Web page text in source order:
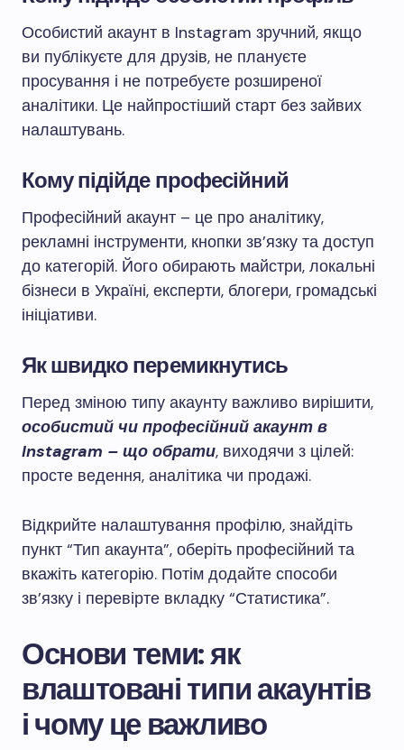
Особистий акаунт в Instagram зручний, якщо
ви публікуєте для друзів, не плануєте
просування і не потребуєте розширеної
аналітики. Це найпростіший старт без зайвих
налаштувань.
Кому підійде професійний
Професійний акаунт – це про аналітику,
рекламні інструменти, кнопки зв’язку та доступ
до категорій. Його обирають майстри, локальні
бізнеси в Україні, експерти, блогери, громадські
ініціативи.
Як швидко перемикнутись
Перед зміною типу акаунту важливо вирішити,
особистий чи професійний акаунт в
Instagram – що обрати, виходячи з цілей:
просте ведення, аналітика чи продажі.
Відкрийте налаштування профілю, знайдіть
пункт “Тип акаунта”, оберіть професійний та
вкажіть категорію. Потім додайте способи
зв’язку і перевірте вкладку “Статистика”.
Основи теми: як
влаштовані типи акаунтів
і чому це важливо